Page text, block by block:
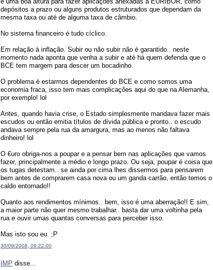
depósitos a prazo ou alguns produtos estruturados que dependam da
mesma taxa ou até de alguma taxa de câmbio.
No sistema financeiro é tudo cíclico.
Em relação à inflação. Subir ou não subir não é garantido.. neste
momento nada aponta que venha a subir e até há quem defenda que o
BCE tem margem para descer um bocadinho.
O problema é estarmos dependentes do BCE e como somos uma
economia fraca, isso tem mais complicações aqui do que na Alemanha,
por exemplo! lol
Antes, quando havia crise, o Estado simplesmente mandava fazer mais
escudos ou então emitia títulos de dívida pública e pronto.. o escudo
andava sempre pela rua da amargura, mas ao menos não faltava
dinheiro! lol
O €uro obriga-nos a poupar e a pensar bem nas aplicações que vamos
fazer, principalmente a médio e longo prazo. Ou seja, poupar é coisa que
os tugas detestam.. se ainda por cima lhes dissermos para pensarem
bem antes de comprarem casa nova ou um ganda carrão, então temos o
caldo entornado!!
Quanto aos rendimentos mínimos.. bem, isso é uma aberração!! E sim,
a maior parte não quer mesmo trabalhar.. basta dar uma voltinha pela
rua e ouvir umas quantas conversas para perceber isso.
Mas isto sou eu. ;P
30/09/2008, 09:22:00
IMP disse...